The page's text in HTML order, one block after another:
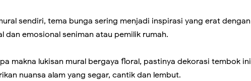
sendiri, tema bunga sering menjadi inspirasi yang erat dengan
dan emosional seniman atau pemilik rumah.
makna lukisan mural bergaya floral, pastinya dekorasi tembok ini
nuansa alam yang segar, cantik dan lembut.